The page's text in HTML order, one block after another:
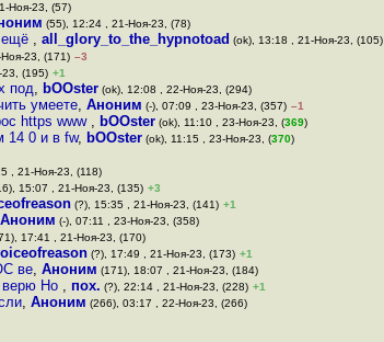
Ноя-23, (57)
(55), 12:24 , 21-Ноя-23, (78)
ещё , all_glory_to_the_hypnotoad (ok), 13:18 , 21-Ноя-23, (105)
23, (171) –3
(195) +1
под, bOOster (ok), 12:08 , 22-Ноя-23, (294)
умеете, Аноним (-), 07:09 , 23-Ноя-23, (357) –1
https www , bOOster (ok), 11:10 , 23-Ноя-23, (369)
14 0 и в fw, bOOster (ok), 11:15 , 23-Ноя-23, (370)
, 21-Ноя-23, (118)
15:07 , 21-Ноя-23, (135) +3
(?), 15:35 , 21-Ноя-23, (141) +1
Аноним (-), 07:11 , 23-Ноя-23, (358)
17:41 , 21-Ноя-23, (170)
(?), 17:49 , 21-Ноя-23, (173) +1
ве, Аноним (171), 18:07 , 21-Ноя-23, (184)
верю Но , пох. (?), 22:14 , 21-Ноя-23, (228) +1
, Аноним (266), 03:17 , 22-Ноя-23, (266)